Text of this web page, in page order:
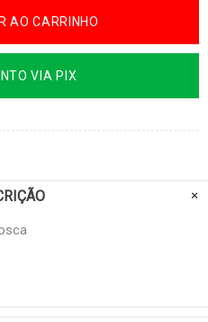
AO CARRINHO
VIA PIX